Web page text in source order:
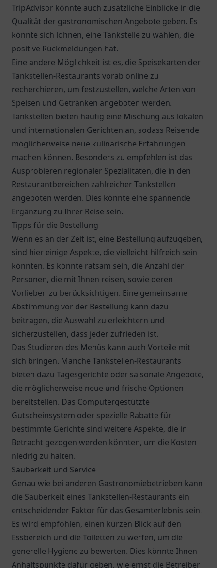
TripAdvisor könnte auch zusätzliche Einblicke in die
Qualität der gastronomischen Angebote geben. Es
könnte sich lohnen, eine Tankstelle zu wählen, die
positive Rückmeldungen hat.
Eine andere Möglichkeit ist es, die Speisekarten der
Tankstellen-Restaurants vorab online zu
recherchieren, um festzustellen, welche Arten von
Speisen und Getränken angeboten werden.
Tankstellen bieten häufig eine Mischung aus lokalen
und internationalen Gerichten an, sodass Reisende
möglicherweise neue kulinarische Erfahrungen
machen können. Besonders zu empfehlen ist das
Ausprobieren regionaler Spezialitäten, die in den
Restaurantbereichen zahlreicher Tankstellen
angeboten werden. Dies könnte eine spannende
Ergänzung zu Ihrer Reise sein.
Tipps für die Bestellung
Wenn es an der Zeit ist, eine Bestellung aufzugeben,
sind hier einige Aspekte, die vielleicht hilfreich sein
könnten. Es könnte ratsam sein, die Anzahl der
Personen, die mit Ihnen reisen, sowie deren
Vorlieben zu berücksichtigen. Eine gemeinsame
Abstimmung vor der Bestellung kann dazu
beitragen, die Auswahl zu erleichtern und
sicherzustellen, dass jeder zufrieden ist.
Das Studieren des Menüs kann auch Vorteile mit
sich bringen. Manche Tankstellen-Restaurants
bieten dazu Tagesgerichte oder saisonale Angebote,
die möglicherweise neue und frische Optionen
bereitstellen. Das Computergestützte
Gutscheinsystem oder spezielle Rabatte für
bestimmte Gerichte sind weitere Aspekte, die in
Betracht gezogen werden könnten, um die Kosten
niedrig zu halten.
Sauberkeit und Service
Genau wie bei anderen Gastronomiebetrieben kann
die Sauberkeit eines Tankstellen-Restaurants ein
entscheidender Faktor für das Gesamterlebnis sein.
Es wird empfohlen, einen kurzen Blick auf den
Essbereich und die Toiletten zu werfen, um die
generelle Hygiene zu bewerten. Dies könnte Ihnen
Anhaltspunkte dafür geben, wie ernst die Betreiber